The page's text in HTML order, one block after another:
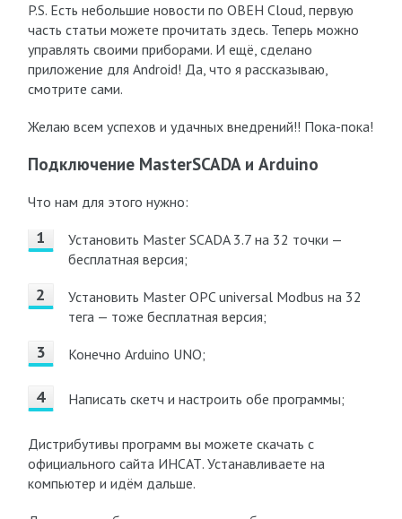
P.S. Есть небольшие новости по ОВЕН Cloud, первую
часть статьи можете прочитать здесь. Теперь можно
управлять своими приборами. И ещё, сделано
приложение для Android! Да, что я рассказываю,
смотрите сами.
Желаю всем успехов и удачных внедрений!! Пока-пока!
Подключение MasterSCADA и Arduino
Что нам для этого нужно:
Установить Master SCADA 3.7 на 32 точки —
бесплатная версия;
Установить Master OPC universal Modbus на 32
тега — тоже бесплатная версия;
Конечно Arduino UNO;
Написать скетч и настроить обе программы;
Дистрибутивы программ вы можете скачать с
официального сайта ИНСАТ. Устанавливаете на
компьютер и идём дальше.